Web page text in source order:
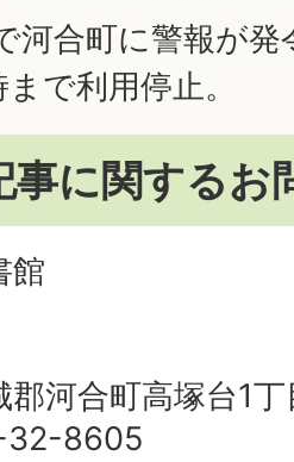
河合町に警報が
で利用停止。
事に関するお
館
郡河合町高塚台1
32-8605